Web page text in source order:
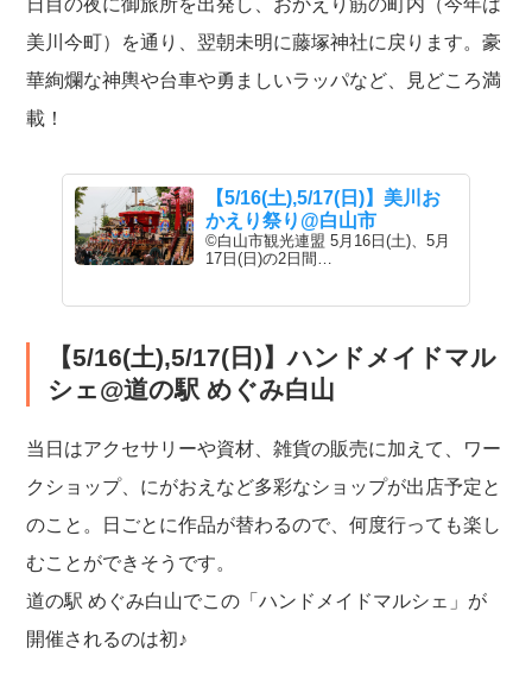
美川今町）を通り、翌朝未明に藤塚神社に戻ります。豪
華絢爛な神輿や台車や勇ましいラッパなど、見どころ満
載！
【5/16(土),5/17(日)】美川お
かえり祭り@白山市
©白山市観光連盟 5月16日(土)、5月
17日(日)の2日間…
【5/16(土),5/17(日)】ハンドメイドマル
シェ@道の駅 めぐみ白山
当日はアクセサリーや資材、雑貨の販売に加えて、ワー
クショップ、にがおえなど多彩なショップが出店予定と
のこと。日ごとに作品が替わるので、何度行っても楽し
むことができそうです。
道の駅 めぐみ白山でこの「ハンドメイドマルシェ」が
開催されるのは初♪